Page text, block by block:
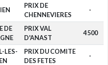
PRIX DE
CHENNEVIERES
-
DE
PRIX VAL
D'ANAST
4 500
LES-
PRIX DU COMITE
DES FETES
-